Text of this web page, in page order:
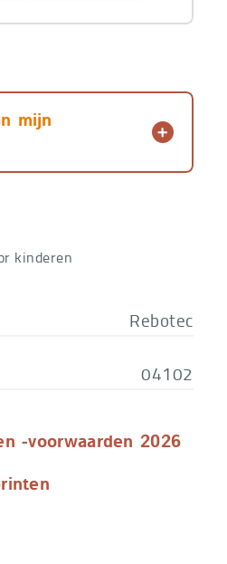
mijn
kinderen
Rebotec
04102
-voorwaarden 2026